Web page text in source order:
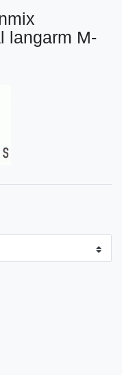
langarm M-